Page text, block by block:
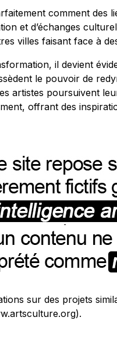
comment des
et d’échanges
villes faisant face à
il devient
le pouvoir de
artistes poursuivent
offrant des
sur des projets